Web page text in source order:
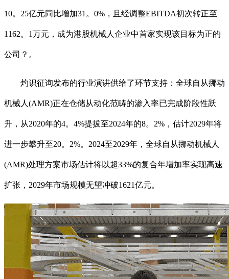
10。25亿元同比增加31。0%，且经调整EBITDA初次转正至
1162。1万元，成为港股机械人企业中首家实现该目标为正的
公司？。
灼识征询发布的行业演讲供给了环节支持：全球自从挪动
机械人(AMR)正在仓储从动化范畴的渗入率已完成阶段性跃
升，从2020年的4。4%提拔至2024年的8。2%，估计2029年将
进一步攀升至20。2%。2024至2029年，全球自从挪动机械人
(AMR)处理方案市场估计将以超33%的复合年增加率实现高速
扩张，2029年市场规模无望冲破1621亿元。